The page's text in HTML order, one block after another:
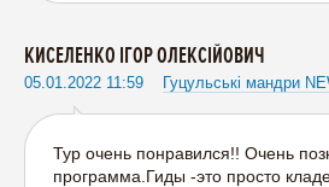
КИСЕЛЕНКО ІГОР ОЛЕКСІЙОВИЧ
05.01.2022 11:59 Гуцульські мандри
Тур очень понравился!! Очень
программа.Гиды -это просто